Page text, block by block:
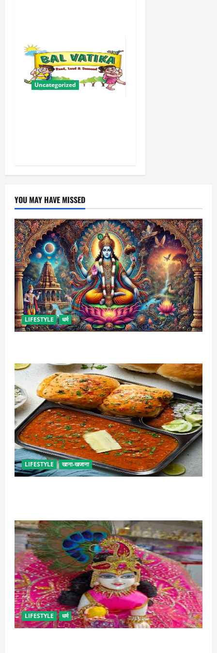
Uncategorized
YOU MAY HAVE MISSED
LIFESTYLE धर्म
LIFESTYLE खाना-खजाना
LIFESTYLE धर्म